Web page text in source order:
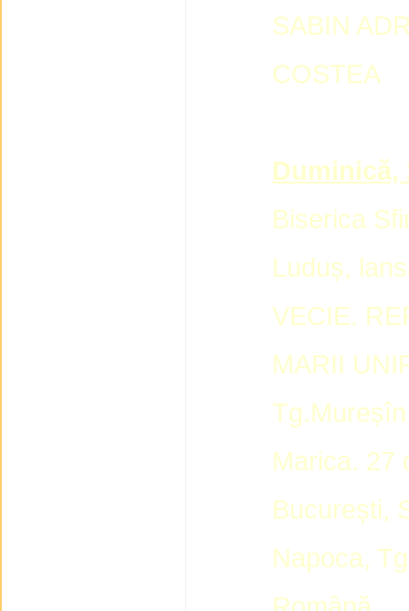
SABIN
COSTEA
Duminică,
Biserica
Luduș,
VECIE.
MARII
Marica. 27
București,
Napoca,